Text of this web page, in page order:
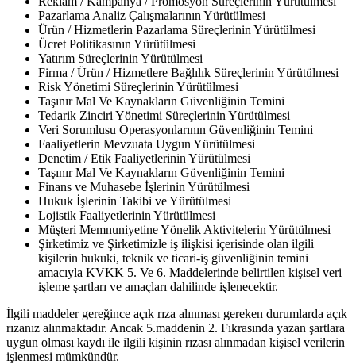
Pazarlama Analiz Çalışmalarının Yürütülmesi
Ürün / Hizmetlerin Pazarlama Süreçlerinin Yürütülmesi
Ücret Politikasının Yürütülmesi
Yatırım Süreçlerinin Yürütülmesi
Firma / Ürün / Hizmetlere Bağlılık Süreçlerinin Yürütülmesi
Risk Yönetimi Süreçlerinin Yürütülmesi
Taşınır Mal Ve Kaynakların Güvenliğinin Temini
Tedarik Zinciri Yönetimi Süreçlerinin Yürütülmesi
Veri Sorumlusu Operasyonlarının Güvenliğinin Temini
Faaliyetlerin Mevzuata Uygun Yürütülmesi
Denetim / Etik Faaliyetlerinin Yürütülmesi
Taşınır Mal Ve Kaynakların Güvenliğinin Temini
Finans ve Muhasebe İşlerinin Yürütülmesi
Hukuk İşlerinin Takibi ve Yürütülmesi
Lojistik Faaliyetlerinin Yürütülmesi
Müşteri Memnuniyetine Yönelik Aktivitelerin Yürütülmesi
Şirketimiz ve Şirketimizle iş ilişkisi içerisinde olan ilgili
kişilerin hukuki, teknik ve ticari-iş güvenliğinin temini
amacıyla KVKK 5. Ve 6. Maddelerinde belirtilen kişisel veri
işleme şartları ve amaçları dahilinde işlenecektir.
İlgili maddeler gereğince açık rıza alınması gereken durumlarda açık
rızanız alınmaktadır. Ancak 5.maddenin 2. Fıkrasında yazan şartlara
uygun olması kaydı ile ilgili kişinin rızası alınmadan kişisel verilerin
işlenmesi mümkündür.